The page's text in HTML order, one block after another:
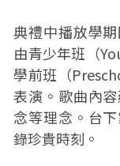
典禮中播放學
由青少年班（
學前班（
表演。歌曲內
念等理念。台
錄珍貴時刻。